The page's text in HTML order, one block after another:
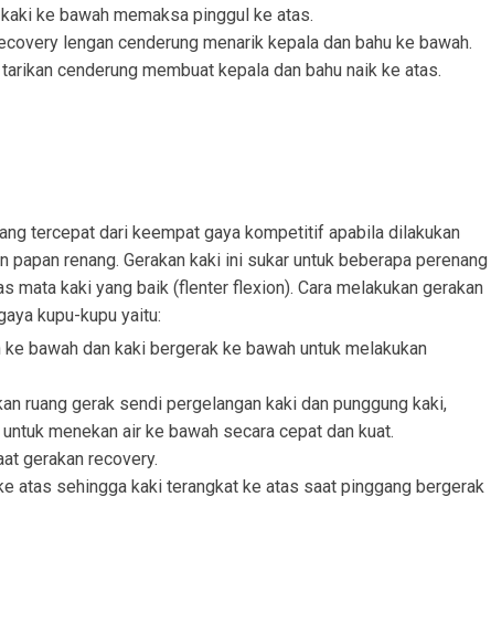
ke bawah memaksa pinggul ke atas.
lengan cenderung menarik kepala dan bahu ke bawah.
cenderung membuat kepala dan bahu naik ke atas.
tercepat dari keempat gaya kompetitif apabila dilakukan
papan renang. Gerakan kaki ini sukar untuk beberapa perenang
mata kaki yang baik (flenter flexion). Cara melakukan gerakan
kupu-kupu yaitu:
bawah dan kaki bergerak ke bawah untuk melakukan
ruang gerak sendi pergelangan kaki dan punggung kaki,
menekan air ke bawah secara cepat dan kuat.
gerakan recovery.
atas sehingga kaki terangkat ke atas saat pinggang bergerak